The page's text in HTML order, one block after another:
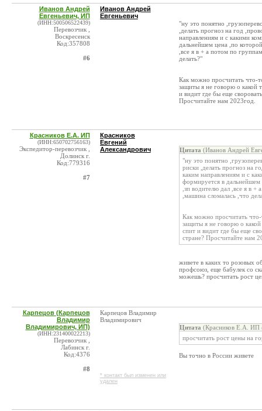
Иванов Андрей
Евгеньевич, ИП
(ИНН:500506522439)
Перевозчик ,
Воскресенск
Код:357808
#6
Иванов Андрей
Евгеньевич
"ну это понятно
,делать прогноз на год
направлениям и с какими
дальнейшем цена ,по
,все я в + а потом по
делать?"
Как можно просчитать что-
защиты я не говорю о какой
и видит где бы еще
Просчитайте нам 2023год.
Красников Е.А. ИП
(ИНН:650702756163)
Экспедитор-перевозчик ,
Долинск г.
Код:779316
#7
Красников
Евгений
Александрович
Цитата (Иванов Андрей
"ну это понятно
риски ,делать прогноз на
каким направлениям и с
формируется в дальнейшем
,зп водителю дал ,все я в
,машина сломалась ,что
Как можно просчитать что-
защиты я не говорю о
спит и видит где бы еще
стране? Просчитайте нам
живете в каких то розовых
профсоюз, еще бабулек со
можешь? просчитать рост
Карпецов (Карпецов
Владимир
Владимирович, ИП)
(ИНН:231400022213)
Перевозчик ,
Лабинск г.
Код:4376
#8
Карпецов Владимир
Владимирович
* контакт был изменен или
удален
Цитата (Красников Е.А. ИП
просчитать рост цены на
Вы точно в России живете